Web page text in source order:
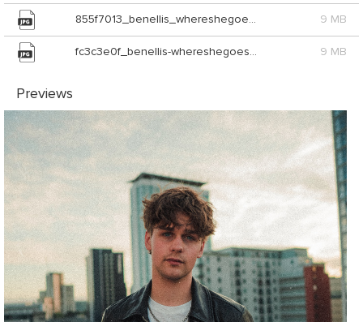
855f7013_benellis_whereshegoescover_Pure_Represents_Limited (JPG) 9 MB
fc3c3e0f_benellis-whereshegoes-2_Pure_Represents_Limited (JPG) 9 MB
Previews